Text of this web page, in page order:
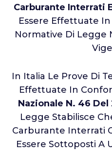
Carburante Interrati
Essere Effettuate
Normative Di Legge
In Italia Le Prove Di
Effettuate In
Nazionale N. 46 Del
Legge Stabilisce
Carburante Interrati
Essere Sottoposti A